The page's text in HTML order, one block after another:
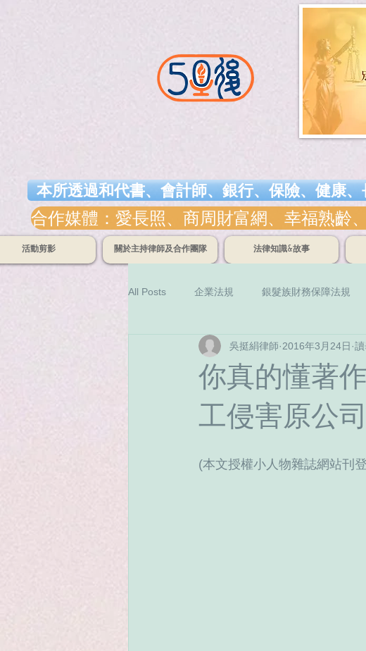
本所透過和代書、會計師、銀行、保險、健康
合作媒體：愛長照、商周財富網、幸福熟齡
活動剪影 關於主持律師及合作團隊 法律知識&故事
All Posts 企業法規 銀髮族財務保障法規
保險 稅務相關 不動產
你真的懂著
工侵害原公
吳挺絹律師 2016年3月24日
(本文授權小人物雜誌網站刊